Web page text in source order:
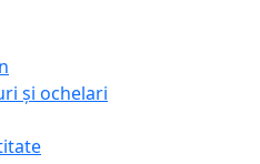
și ochelari